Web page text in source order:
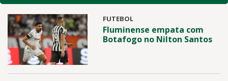
FUTEBOL
Fluminense empata com
Botafogo no Nilton Santos